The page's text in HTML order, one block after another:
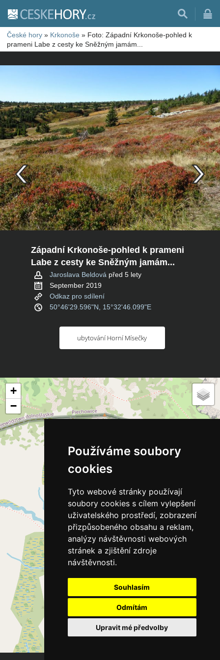
Používáme soubory
cookies
Tyto webové stránky používají
soubory cookies s cílem vylepšení
uživatelského prostředí, zobrazení
přizpůsobeného obsahu a reklam,
analýzy návštěvnosti webových
stránek a zjištění zdroje
návštěvnosti.
Souhlasím
Odmítám
Upravit mé předvolby
České hory » Krkonoše » Foto: Západní Krkonoše-pohled k
prameni Labe z cesty ke Sněžným jamám...
Západní Krkonoše-pohled k prameni
Labe z cesty ke Sněžným jamám...
Jaroslava Beldová před 5 lety
September 2019
Odkaz pro sdílení
50°46'29.596"N, 15°32'46.099"E
ubytování Horní Mísečky
+
−